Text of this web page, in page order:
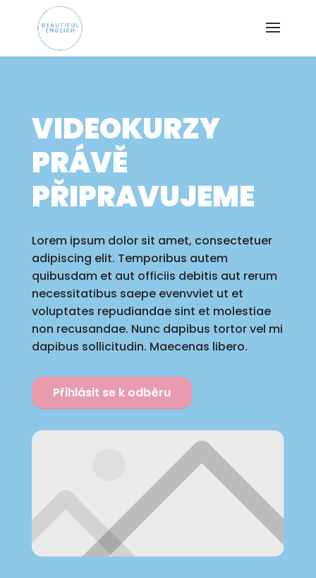
VIDEOKURZY
PRÁVĚ
PŘIPRAVUJEME
Lorem ipsum dolor sit amet, consectetuer
adipiscing elit. Temporibus autem
quibusdam et aut officiis debitis aut rerum
necessitatibus saepe evenvviet ut et
voluptates repudiandae sint et molestiae
non recusandae. Nunc dapibus tortor vel mi
dapibus sollicitudin. Maecenas libero.
Přihlásit se k odběru